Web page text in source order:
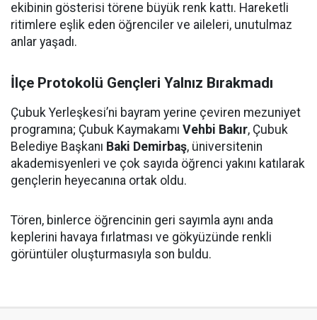
ekibinin gösterisi törene büyük renk kattı. Hareketli
ritimlere eşlik eden öğrenciler ve aileleri, unutulmaz
anlar yaşadı.
İlçe Protokolü Gençleri Yalnız Bırakmadı
Çubuk Yerleşkesi’ni bayram yerine çeviren mezuniyet
programına; Çubuk Kaymakamı Vehbi Bakır, Çubuk
Belediye Başkanı Baki Demirbaş, üniversitenin
akademisyenleri ve çok sayıda öğrenci yakını katılarak
gençlerin heyecanına ortak oldu.
Tören, binlerce öğrencinin geri sayımla aynı anda
keplerini havaya fırlatması ve gökyüzünde renkli
görüntüler oluşturmasıyla son buldu.